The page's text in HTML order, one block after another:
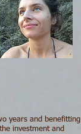
years and benefitting
investment and